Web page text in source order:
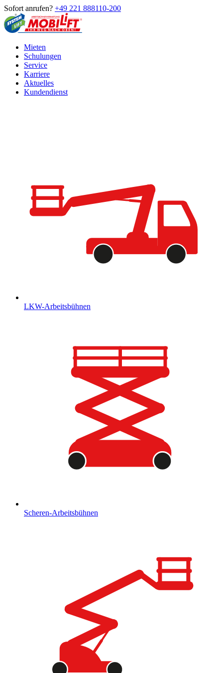
Sofort anrufen? +49 221 888110-200
Mieten
Schulungen
Service
Karriere
Aktuelles
Kundendienst
LKW-Arbeitsbühnen
Scheren-Arbeitsbühnen